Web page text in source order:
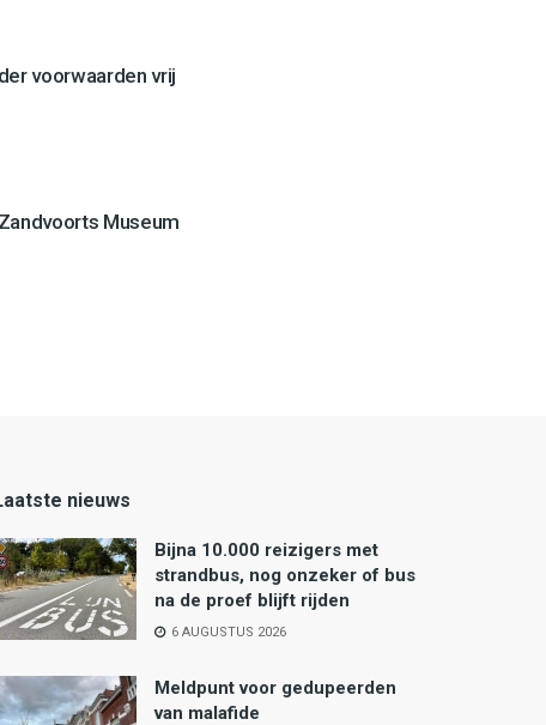
voorwaarden vrij
Museum
nieuws
Bijna 10.000 reizigers met
strandbus, nog onzeker of bus
na de proef blijft rijden
6 AUGUSTUS 2026
Meldpunt voor gedupeerden
van malafide